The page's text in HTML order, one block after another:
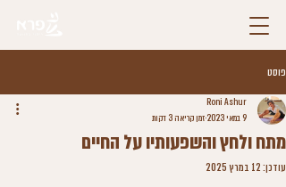
פוסט
מתח ולחץ והשפעותיו על החיים
Roni Ashur
9 במאי 2023
זמן קריאה 3 דקות
עודכן:12 במרץ 2025